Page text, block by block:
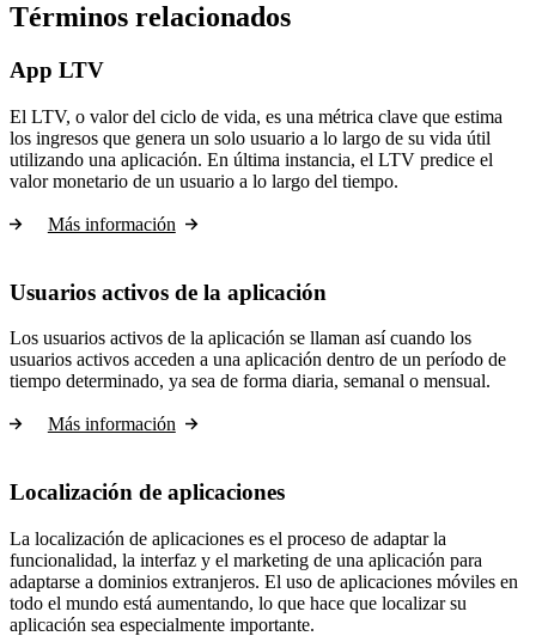
Términos relacionados
App LTV
El LTV, o valor del ciclo de vida, es una métrica clave que estima
los ingresos que genera un solo usuario a lo largo de su vida útil
utilizando una aplicación. En última instancia, el LTV predice el
valor monetario de un usuario a lo largo del tiempo.
Más información
Usuarios activos de la aplicación
Los usuarios activos de la aplicación se llaman así cuando los
usuarios activos acceden a una aplicación dentro de un período de
tiempo determinado, ya sea de forma diaria, semanal o mensual.
Más información
Localización de aplicaciones
La localización de aplicaciones es el proceso de adaptar la
funcionalidad, la interfaz y el marketing de una aplicación para
adaptarse a dominios extranjeros. El uso de aplicaciones móviles en
todo el mundo está aumentando, lo que hace que localizar su
aplicación sea especialmente importante.